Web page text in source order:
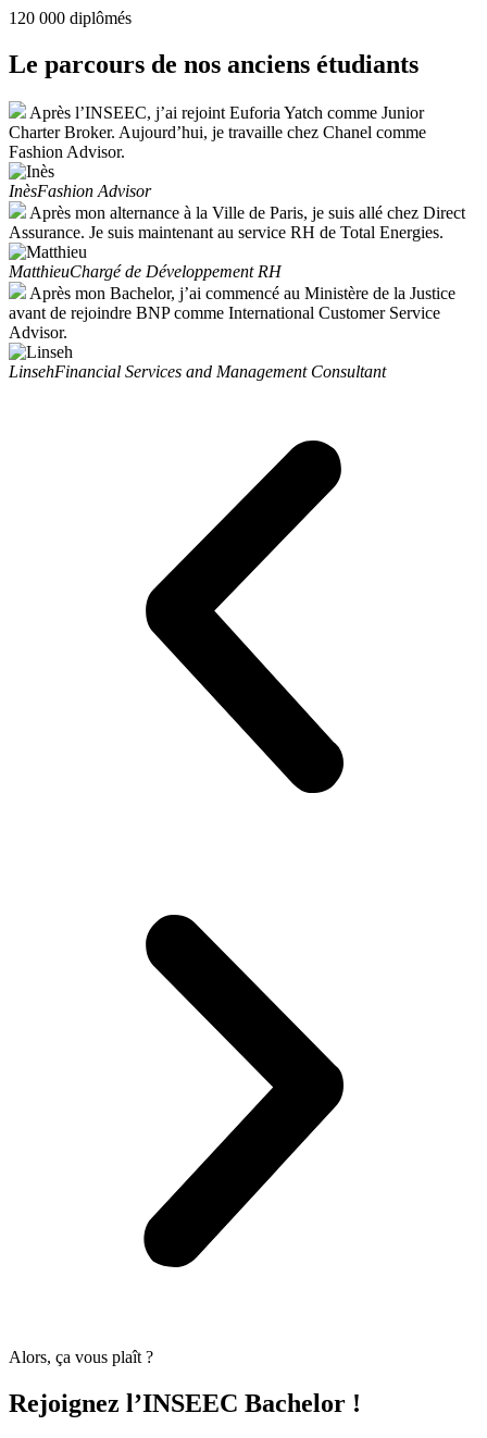
120 000 diplômés
Le parcours de nos anciens étudiants
Après l’INSEEC, j’ai rejoint Euforia Yatch comme Junior
Charter Broker. Aujourd’hui, je travaille chez Chanel comme
Fashion Advisor.
InèsFashion Advisor
Après mon alternance à la Ville de Paris, je suis allé chez Direct
Assurance. Je suis maintenant au service RH de Total Energies.
MatthieuChargé de Développement RH
Après mon Bachelor, j’ai commencé au Ministère de la Justice
avant de rejoindre BNP comme International Customer Service
Advisor.
LinsehFinancial Services and Management Consultant
Alors, ça vous plaît ?
Rejoignez l’INSEEC Bachelor !